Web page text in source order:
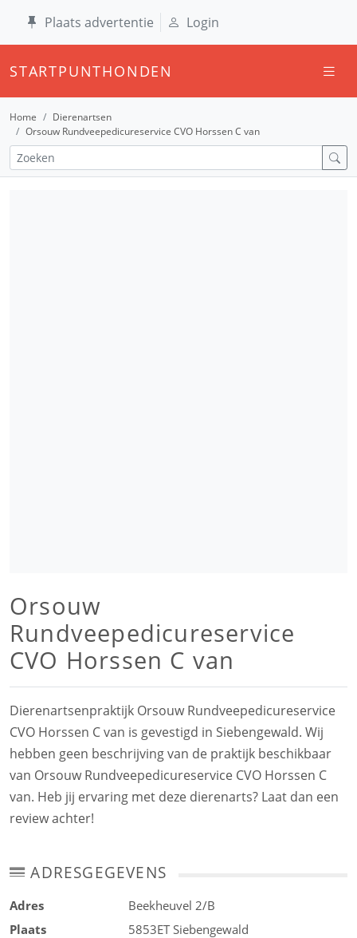
Plaats advertentie Login
STARTPUNTHONDEN
Home
Dierenartsen
Orsouw Rundveepedicureservice CVO Horssen C van
Orsouw
Rundveepedicureservice
CVO Horssen C van
Dierenartsenpraktijk Orsouw Rundveepedicureservice
CVO Horssen C van is gevestigd in Siebengewald. Wij
hebben geen beschrijving van de praktijk beschikbaar
van Orsouw Rundveepedicureservice CVO Horssen C
van. Heb jij ervaring met deze dierenarts? Laat dan een
review achter!
ADRESGEGEVENS
Adres
Beekheuvel 2/B
Plaats
5853ET Siebengewald